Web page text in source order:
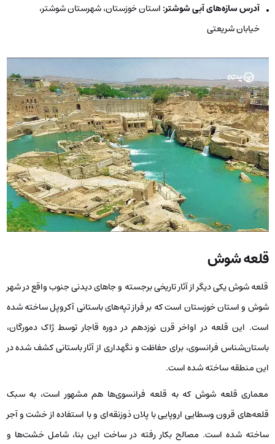
آدرس سازه‌های آبی شوشتر: استان خوزستان، شهرستان شوشتر،
خیابان شریعتی
قلعه شوش
قلعه شوش یکی دیگر از آثار تاریخی برجسته و جاهای دیدنی جنوب واقع در شهر
شوش و استان خوزستان است که بر فراز تپه‌های باستانی آکروپل ساخته شده
است. این قلعه در اواخر قرن نوزدهم در دوره قاجار توسط ژاک دمورگان،
باستان‌شناس فرانسوی، برای حفاظت و نگهداری از آثار باستانی کشف شده در
این منطقه ساخته شده است.
معماری قلعه شوش که به قلعه فرانسوی‌ها هم مشهور است، به سبک
قلعه‌های قرون وسطایی اروپایی با پلان ذوزنقه‌ای و با استفاده از خشت و آجر
ساخته شده است. مصالح بکار رفته در ساخت این بنا، شامل خشت‌ها و